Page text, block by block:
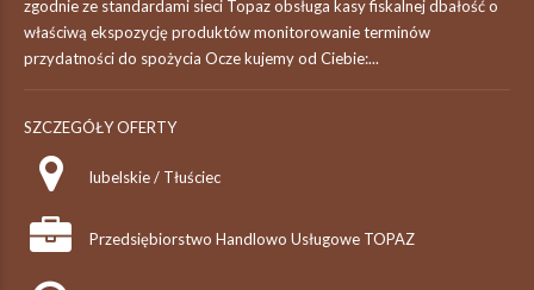
zgodnie ze standardami sieci Topaz obsługa kasy fiskalnej dbałość o
właściwą ekspozycję produktów monitorowanie terminów
przydatności do spożycia Ocze kujemy od Ciebie:...
SZCZEGÓŁY OFERTY
lubelskie / Tłuściec
Przedsiębiorstwo Handlowo Usługowe TOPAZ